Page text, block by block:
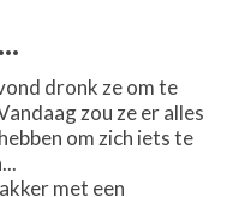
dronk ze om te
zou ze er alles
om zich iets te
met een